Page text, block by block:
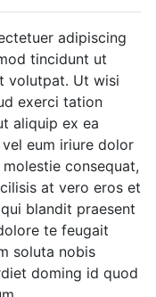
adipiscing
tincidunt ut
volutpat. Ut wisi
exerci tation
aliquip ex ea
eum iriure dolor
consequat,
at vero eros et
blandit praesent
te feugait
soluta nobis
doming id quod